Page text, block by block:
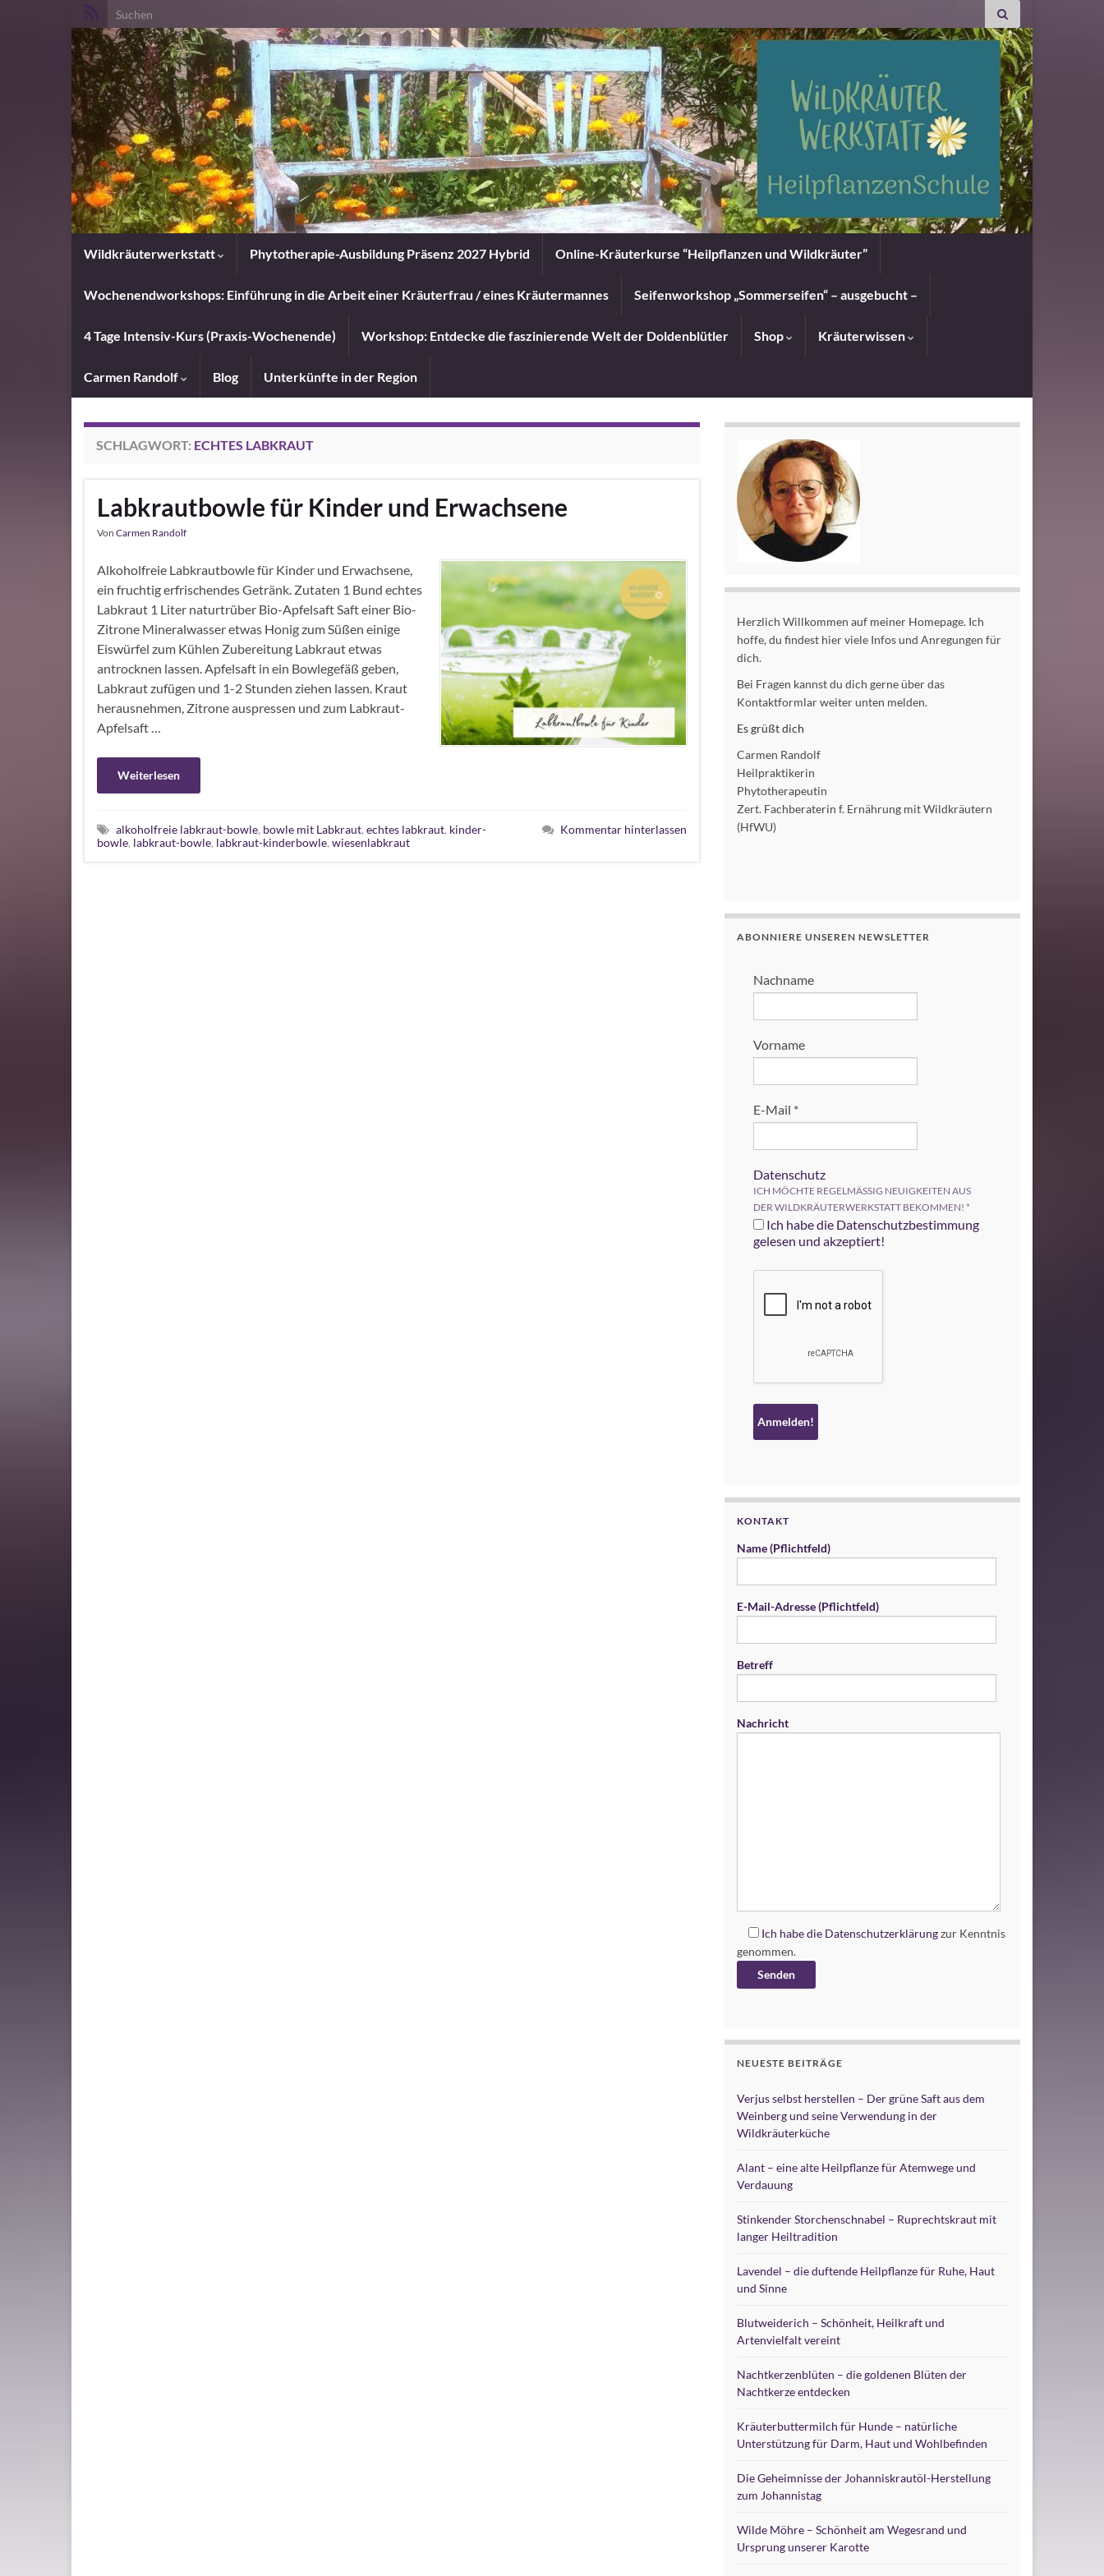
Search for:
Wildkräuterwerkstatt Phytotherapie-Ausbildung Präsenz 2027 Hybrid Online-Kräuterkurse “Heilpflanzen und Wildkräuter”
Wochenendworkshops: Einführung in die Arbeit einer Kräuterfrau / eines Kräutermannes Seifenworkshop „Sommerseifen“ – ausgebucht –
4 Tage Intensiv-Kurs (Praxis-Wochenende) Workshop: Entdecke die faszinierende Welt der Doldenblütler Shop Kräuterwissen
Carmen Randolf Blog Unterkünfte in der Region
SCHLAGWORT: ECHTES LABKRAUT
Labkrautbowle für Kinder und Erwachsene
Von Carmen Randolf
Alkoholfreie Labkrautbowle für Kinder und Erwachsene,
ein fruchtig erfrischendes Getränk. Zutaten 1 Bund echtes
Labkraut 1 Liter naturtrüber Bio-Apfelsaft Saft einer Bio-
Zitrone Mineralwasser etwas Honig zum Süßen einige
Eiswürfel zum Kühlen Zubereitung Labkraut etwas
antrocknen lassen. Apfelsaft in ein Bowlegefäß geben,
Labkraut zufügen und 1-2 Stunden ziehen lassen. Kraut
herausnehmen, Zitrone auspressen und zum Labkraut-
Apfelsaft …
Weiterlesen
alkoholfreie labkraut-bowle, bowle mit Labkraut, echtes labkraut, kinder-
bowle, labkraut-bowle, labkraut-kinderbowle, wiesenlabkraut
Kommentar hinterlassen
Herzlich Willkommen auf meiner Homepage. Ich
hoffe, du findest hier viele Infos und Anregungen für
dich.
Bei Fragen kannst du dich gerne über das
Kontaktformlar weiter unten melden.
Es grüßt dich
Carmen Randolf
Heilpraktikerin
Phytotherapeutin
Zert. Fachberaterin f. Ernährung mit Wildkräutern
(HfWU)
ABONNIERE UNSEREN NEWSLETTER
Nachname
Vorname
E-Mail *
Datenschutz
ICH MÖCHTE REGELMÄSSIG NEUIGKEITEN AUS
DER WILDKRÄUTERWERKSTATT BEKOMMEN! *
Ich habe die Datenschutzbestimmung
gelesen und akzeptiert!
KONTAKT
Name (Pflichtfeld)
E-Mail-Adresse (Pflichtfeld)
Betreff
Nachricht
Ich habe die Datenschutzerklärungzur Kenntnis
genommen.
NEUESTE BEITRÄGE
Verjus selbst herstellen – Der grüne Saft aus dem
Weinberg und seine Verwendung in der
Wildkräuterküche
Alant – eine alte Heilpflanze für Atemwege und
Verdauung
Stinkender Storchenschnabel – Ruprechtskraut mit
langer Heiltradition
Lavendel – die duftende Heilpflanze für Ruhe, Haut
und Sinne
Blutweiderich – Schönheit, Heilkraft und
Artenvielfalt vereint
Nachtkerzenblüten – die goldenen Blüten der
Nachtkerze entdecken
Kräuterbuttermilch für Hunde – natürliche
Unterstützung für Darm, Haut und Wohlbefinden
Die Geheimnisse der Johanniskrautöl-Herstellung
zum Johannistag
Wilde Möhre – Schönheit am Wegesrand und
Ursprung unserer Karotte